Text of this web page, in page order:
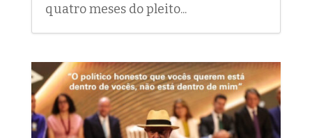
quatro meses do pleito...